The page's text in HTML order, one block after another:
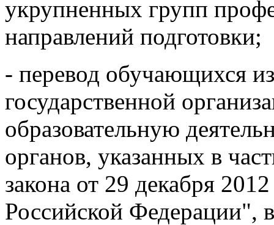
укрупненных групп
направлений подготовки;
- перевод обучающихся
государственной
образовательную
органов, указанных в
закона от 29 декабря
Российской Федерации",